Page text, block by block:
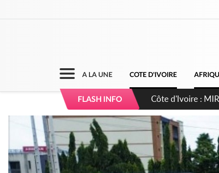
A LA UNE COTE D'IVOIRE
FLASH INFO Côte d'Ivoire :